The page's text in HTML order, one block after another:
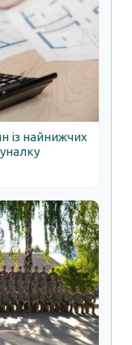
із найнижчих